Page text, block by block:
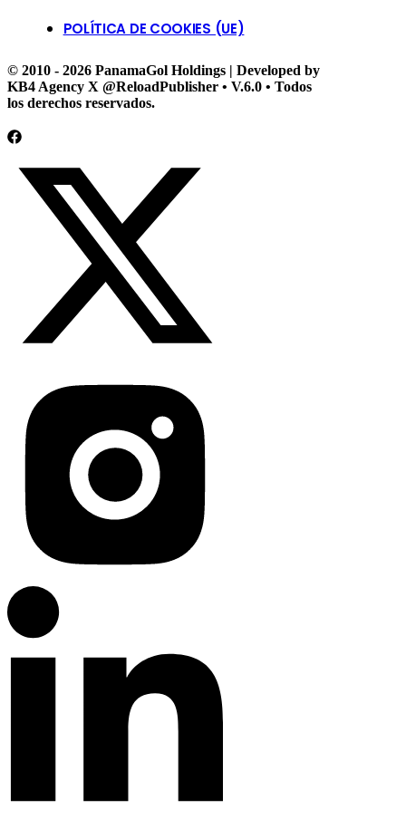
POLÍTICA DE COOKIES (UE)
© 2010 - 2026 PanamaGol Holdings | Developed by
KB4 Agency X @ReloadPublisher • V.6.0 • Todos
los derechos reservados.